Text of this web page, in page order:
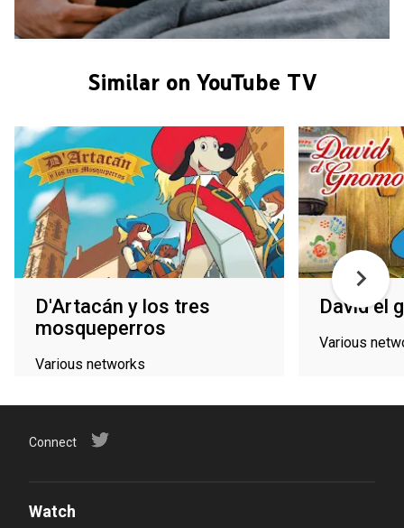
Similar on YouTube TV
D'Artacán y los tres
mosqueperros
Various networks
David el
Various
Connect
Watch